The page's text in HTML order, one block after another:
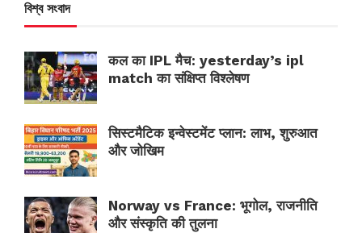
বিশ্ব সংবাদ
कल का IPL मैच: yesterday’s ipl
match का संक्षिप्त विश्लेषण
सिस्टमैटिक इन्वेस्टमेंट प्लान: लाभ, शुरुआत
और जोखिम
Norway vs France: भूगोल, राजनीति
और संस्कृति की तुलना